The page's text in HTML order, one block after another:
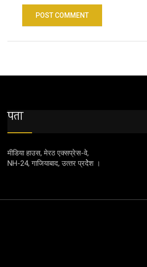
पता
मीडिया हाउस, मेरठ एक्‍सप्रेस-वे,
NH-24, गाजियाबाद, उत्‍तर प्रदेेेेश ।